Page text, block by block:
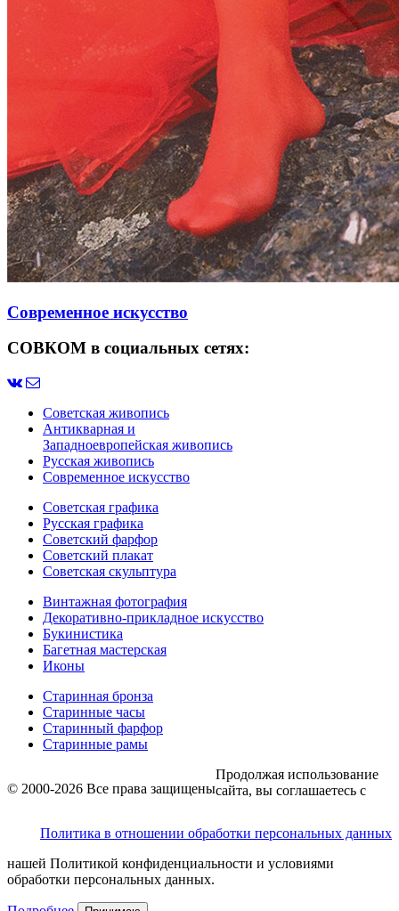
Современное искусство
СОВКОМ в социальных сетях:
Советская живопись
Антикварная и
Западноевропейская живопись
Русская живопись
Современное искусство
Советская графика
Русская графика
Советский фарфор
Советский плакат
Советская скульптура
Винтажная фотография
Декоративно-прикладное искусство
Букинистика
Багетная мастерская
Иконы
Старинная бронза
Старинные часы
Старинный фарфор
Старинные рамы
© 2000-2026 Все права защищены
Политика в отношении обработки персональных данных
Продолжая использование
сайта, вы соглашаетесь с
нашей Политикой конфиденциальности и условиями
обработки персональных данных.